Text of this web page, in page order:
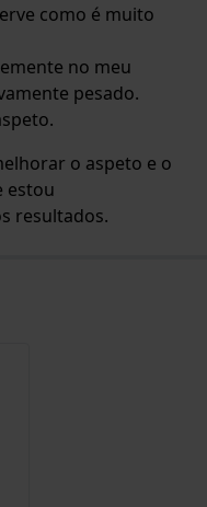
como é muito
no meu
pesado.
o aspeto e o
estou
resultados.